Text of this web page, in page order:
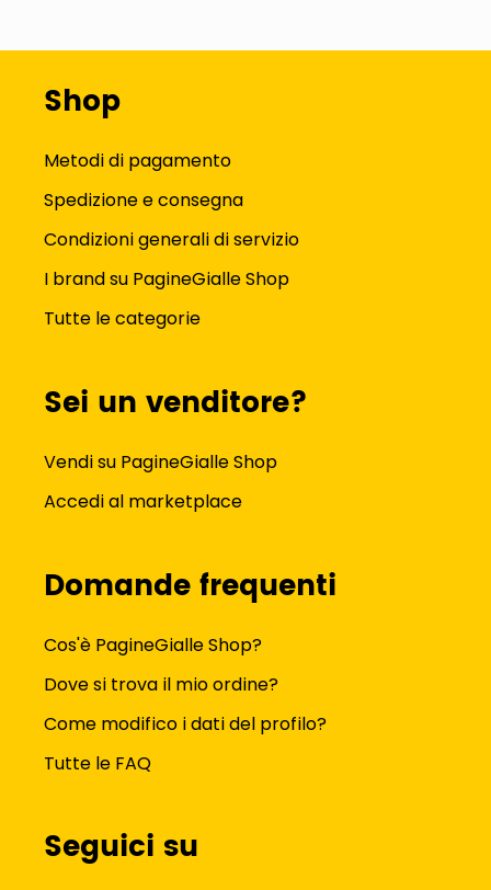
Shop
Metodi di pagamento
Spedizione e consegna
Condizioni generali di servizio
I brand su PagineGialle Shop
Tutte le categorie
Sei un venditore?
Vendi su PagineGialle Shop
Accedi al marketplace
Domande frequenti
Cos'è PagineGialle Shop?
Dove si trova il mio ordine?
Come modifico i dati del profilo?
Tutte le FAQ
Seguici su